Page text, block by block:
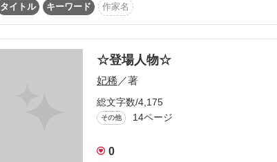
誰か。誰か私を助けて…
本編が、執筆中なので
だんだん登場人物が増えていくと思います♪
王子様たちのプロフィールへ
登場人物紹介！！
進展があったら更新するよ★
タイトル
キーワード 作家名
☆登場人物☆
妃稀／著
総文字数/4,175
その他 14ページ
0